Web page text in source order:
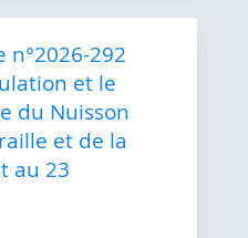
292
et le
du Nuisson
et de la
au 23